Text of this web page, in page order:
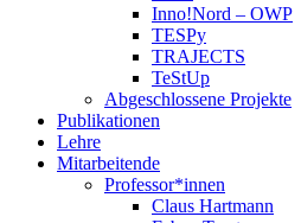
Inno!Nord – OWP
TESPy
TRAJECTS
TeStUp
Abgeschlossene Projekte
Publikationen
Lehre
Mitarbeitende
Professor*innen
Claus Hartmann